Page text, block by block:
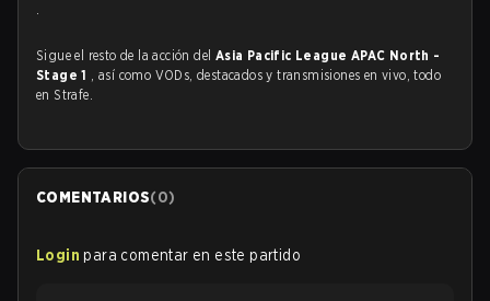
.
Sigue el resto de la acción del Asia Pacific League APAC North -
Stage 1 , así como VODs, destacados y transmisiones en vivo, todo
en Strafe.
COMENTARIOS(0)
Login para comentar en este partido